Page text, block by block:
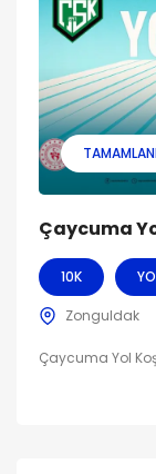
Çaycuma
10K
Zonguldak
Çaycuma Yol